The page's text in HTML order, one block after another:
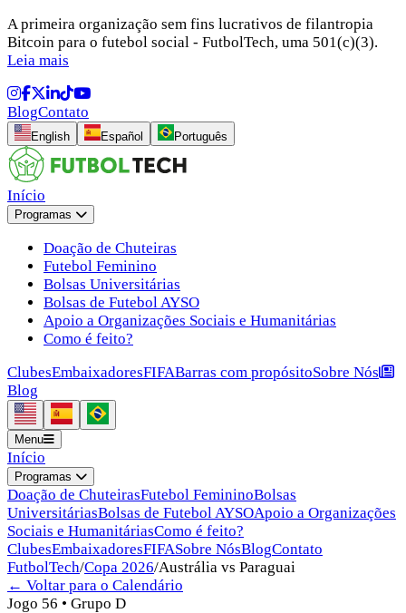
A primeira organização sem fins lucrativos de filantropia
Bitcoin para o futebol social - FutbolTech, uma 501(c)(3).
Leia mais
BlogContato
English Español Português
Início
Programas
Doação de Chuteiras
Futebol Feminino
Bolsas Universitárias
Bolsas de Futebol AYSO
Apoio a Organizações Sociais e Humanitárias
Como é feito?
ClubesEmbaixadoresFIFABarras com propósitoSobre Nós
Blog
Menu
Início
Programas
Doação de ChuteirasFutebol FemininoBolsas
UniversitáriasBolsas de Futebol AYSOApoio a Organizações
Sociais e HumanitáriasComo é feito?
ClubesEmbaixadoresFIFASobre NósBlogContato
FutbolTech/Copa 2026/Austrália vs Paraguai
← Voltar para o Calendário
Jogo 56 • Grupo D